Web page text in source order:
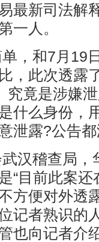
最新司法解
一人。
，和7月19
，此次透露
究竟是涉嫌
什么身份，
泄露?公告
汉稽查局，
“目前此案
方便对外透
记者熟识的
也向记者介